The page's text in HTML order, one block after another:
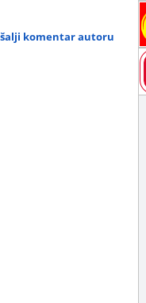
komentar autoru